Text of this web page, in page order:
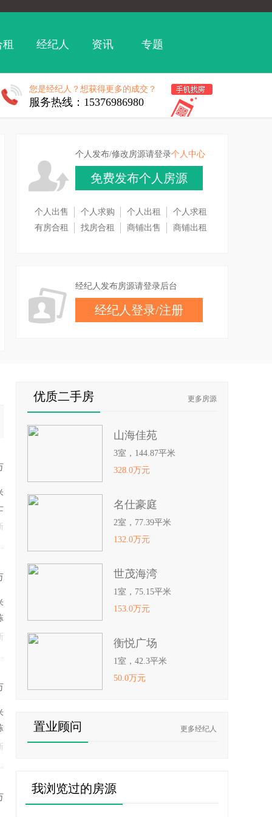
经纪人 资讯 专题
您是经纪人？想获得更多的成交？
服务热线：15376986980
个人发布/修改房源请登录个人中心
免费发布个人房源
个人出售 个人求购 个人出租
个人求租
有房合租
找房合租 商铺出售 商铺出租
经纪人发布房源请登录后台
经纪人登录/注册
优质二手房 更多房源
山海佳苑
3室，144.87平米
328.0万元
名仕豪庭
2室，77.39平米
132.0万元
世茂海湾
1室，75.15平米
153.0万元
衡悦广场
1室，42.3平米
50.0万元
置业顾问 更多经纪人
我浏览过的房源